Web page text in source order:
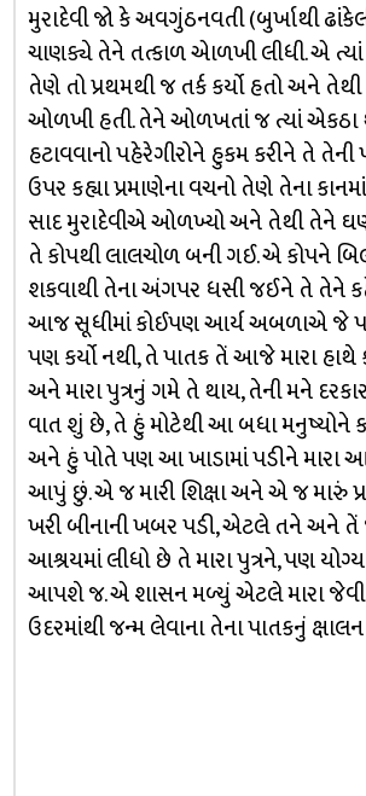
મુરાદેવી જો કે અવગુંઠનવતી (બુર્ખાથી
ચાણક્યે તેને તત્કાળ એાળખી લીધી. એ
તેણે તો પ્રથમથી જ તર્ક કર્યો હતો અને
ઓળખી હતી. તેને ઓળખતાં જ ત્યાં એકઠા
હટાવવાનો પહેરેગીરોને હુકમ કરીને તે
ઉપર કહ્યા પ્રમાણેના વચનો તેણે તેના
સાદ મુરાદેવીએ ઓળખ્યો અને તેથી તેને
તે કોપથી લાલચોળ બની ગઈ. એ કોપને
શકવાથી તેના અંગપર ધસી જઈને તે તેને
આજ સૂધીમાં કોઈપણ આર્ય અબળાએ જે
પણ કર્યો નથી, તે પાતક તેં આજે મારા હાથે
અને મારા પુત્રનું ગમે તે થાય, તેની મને
વાત શું છે, તે હું મોટેથી આ બધા મનુષ્યોને
અને હું પોતે પણ આ ખાડામાં પડીને મારા
આપું છું. એ જ મારી શિક્ષા અને એ જ મારું
ખરી બીનાની ખબર પડી, એટલે તને અને તેં
આશ્રયમાં લીધો છે તે મારા પુત્રને, પણ
આપશે જ. એ શાસન મળ્યું એટલે મારા જેવી
ઉદરમાંથી જન્મ લેવાના તેના પાતકનું